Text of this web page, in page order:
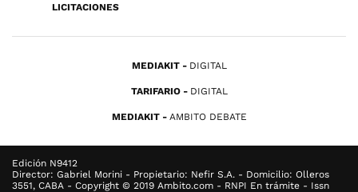
LICITACIONES
MEDIAKIT DIGITAL
TARIFARIO DIGITAL
MEDIAKIT AMBITO DEBATE
Edición N9412
Director: Gabriel Morini - Propietario: Nefir S.A. - Domicilio: Olleros
3551, CABA - Copyright © 2019 Ambito.com - RNPI En trámite - Issn